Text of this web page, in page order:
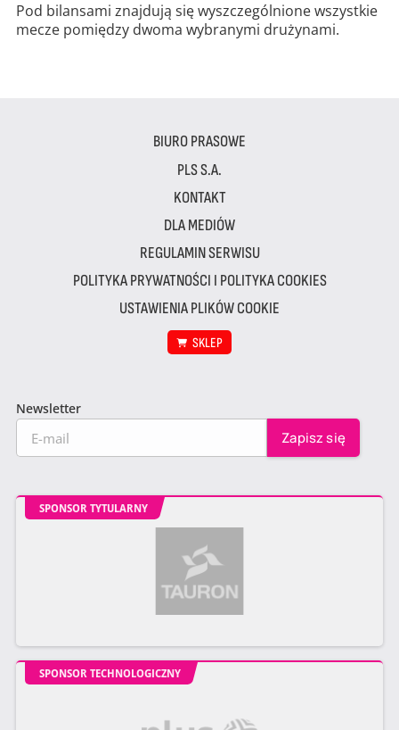
Pod bilansami znajdują się wyszczególnione wszystkie
mecze pomiędzy dwoma wybranymi drużynami.
BIURO PRASOWE
PLS S.A.
KONTAKT
DLA MEDIÓW
REGULAMIN SERWISU
POLITYKA PRYWATNOŚCI I POLITYKA COOKIES
USTAWIENIA PLIKÓW COOKIE
SKLEP
Newsletter
SPONSOR TYTULARNY
SPONSOR TECHNOLOGICZNY